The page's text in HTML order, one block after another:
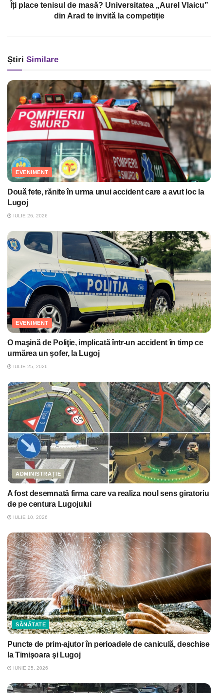
Îți place tenisul de masă? Universitatea „Aurel Vlaicu”
din Arad te invită la competiție
Știri Similare
EVENIMENT
Două fete, rănite în urma unui accident care a avut loc la
Lugoj
IULIE 26, 2026
EVENIMENT
O maşină de Poliţie, implicată într-un accident în timp ce
urmărea un şofer, la Lugoj
IULIE 25, 2026
ADMINISTRAȚIE
A fost desemnată firma care va realiza noul sens giratoriu
de pe centura Lugojului
IULIE 10, 2026
SĂNĂTATE
Puncte de prim-ajutor în perioadele de caniculă, deschise
la Timişoara şi Lugoj
IUNIE 25, 2026